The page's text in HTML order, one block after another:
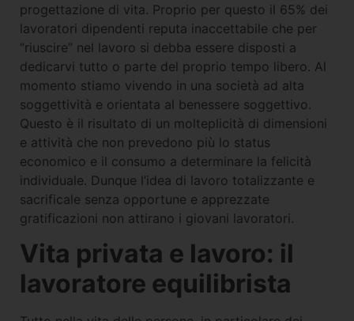
progettazione di vita. Proprio per questo il 65% dei
lavoratori dipendenti reputa inaccettabile che per
“riuscire” nel lavoro si debba essere disposti a
dedicarvi tutto o parte del proprio tempo libero. Al
momento stiamo vivendo in una società ad alta
soggettività e orientata al benessere soggettivo.
Questo è il risultato di un molteplicità di dimensioni
e attività che non prevedono più lo status
economico e il consumo a determinare la felicità
individuale. Dunque l’idea di lavoro totalizzante e
sacrificale senza opportune e apprezzate
gratificazioni non attirano i giovani lavoratori.
Vita privata e lavoro: il
lavoratore equilibrista